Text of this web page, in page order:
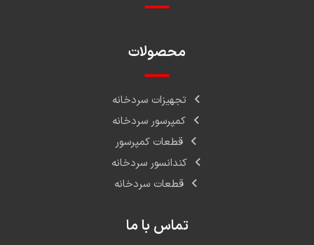
محصولات
تجهیزات سردخانه
کمپرسور سردخانه
قطعات کمپرسور
کندانسور سردخانه
قطعات سردخانه
تماس با ما